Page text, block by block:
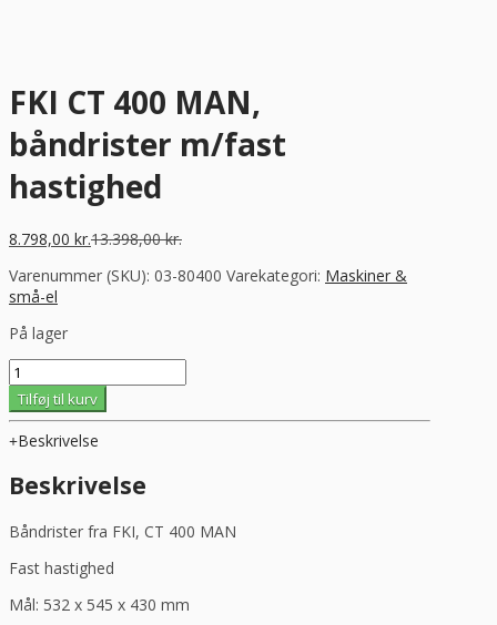
FKI CT 400 MAN,
båndrister m/fast
hastighed
8.798,00 kr.13.398,00kr.
Varenummer (SKU): 03-80400 Varekategori: Maskiner &
små-el
På lager
FKI
CT
400
MAN,
båndrister
m/fast
hastighed
Tilføj til kurv
Beskrivelse
Beskrivelse
Båndrister fra FKI, CT 400 MAN
Fast hastighed
Mål: 532 x 545 x 430 mm